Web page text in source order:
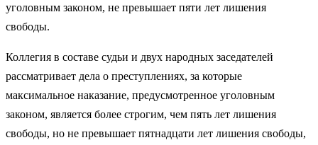
уголовным законом, не превышает пяти лет лишения
свободы.
Коллегия в составе судьи и двух народных заседателей
рассматривает дела о преступлениях, за которые
максимальное наказание, предусмотренное уголовным
законом, является более строгим, чем пять лет лишения
свободы, но не превышает пятнадцати лет лишения свободы,